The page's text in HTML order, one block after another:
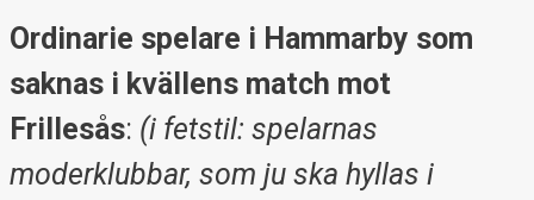
Ordinarie spelare i Hammarby som
saknas i kvällens match mot
Frillesås: (i fetstil: spelarnas
moderklubbar, som ju ska hyllas i